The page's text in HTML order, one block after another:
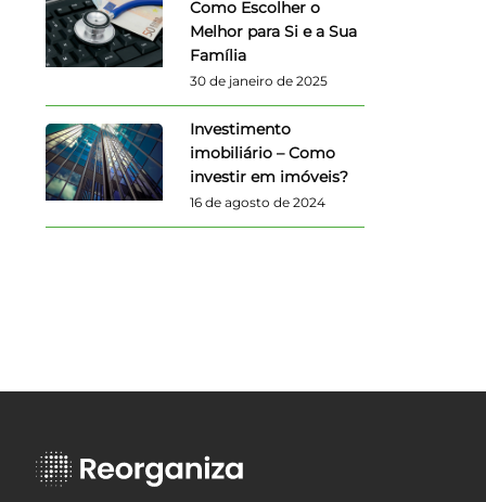
Como Escolher o
Melhor para Si e a Sua
Família
30 de janeiro de 2025
Investimento
imobiliário – Como
investir em imóveis?
16 de agosto de 2024